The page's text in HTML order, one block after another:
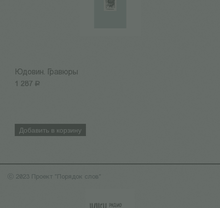
Юдовин. Гравюры
1 287 Р
Добавить в корзину
ⓒ 2023 Проект "Порядок слов"